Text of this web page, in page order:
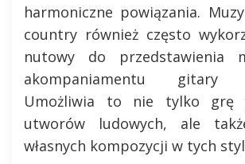
harmoniczne powiązania.
country również często
nutowy do przedstawienia
akompaniamentu gitary
Umożliwia to nie tylko grę
utworów ludowych, ale
własnych kompozycji w tych